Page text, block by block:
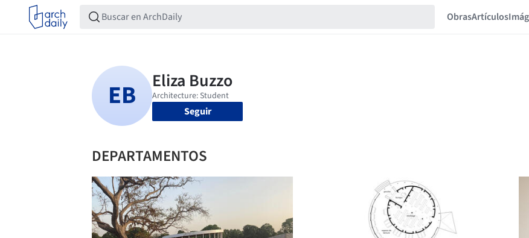
ObrasArtículos
Seguir
DEPARTAMENTOS